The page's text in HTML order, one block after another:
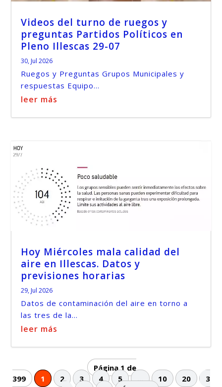
Videos del turno de ruegos y
preguntas Partidos Políticos en
Pleno Illescas 29-07
30, Jul 2026
Ruegos y Preguntas Grupos Municipales y
respuestas Equipo...
leer más
Hoy Miércoles mala calidad del
aire en Illescas. Datos y
previsiones horarias
29, Jul 2026
Datos de contaminación del aire en torno a
las tres de la...
leer más
Página 1 de
399
1 2 3 4 5 ... 10 20
3